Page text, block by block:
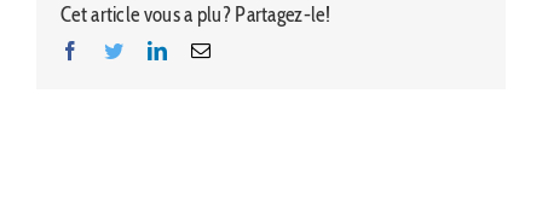
Cet article vous a plu? Partagez-le!
Facebook
TwitterLinkedInEmail